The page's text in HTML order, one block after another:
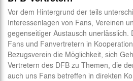
Vor dem Hintergrund der teils
Interessenlagen von Fans, Vereinen
gegenseitiger Austausch unerlässlich.
Fans und Fanvertretern in
Bezugsverein die Möglichkeit, sich
Vertretern des DFB zu Themen, die
auch uns Fans betreffen in direkten